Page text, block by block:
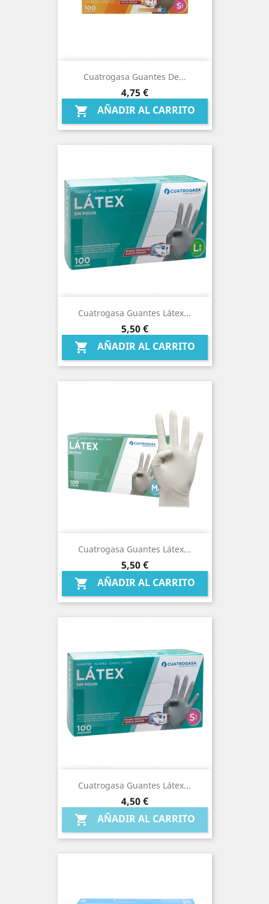
Cuatrogasa Guantes De...
Precio
4,75 €
 AÑADIR AL CARRITO
Cuatrogasa Guantes Látex...
Precio
5,50 €
 AÑADIR AL CARRITO
Cuatrogasa Guantes Látex...
Precio
5,50 €
 AÑADIR AL CARRITO
Cuatrogasa Guantes Látex...
Precio
4,50 €
 AÑADIR AL CARRITO